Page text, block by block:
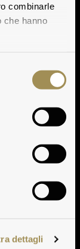
combinarle
che hanno
dettagli